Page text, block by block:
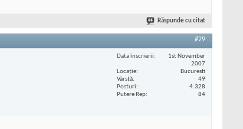
Răspunde cu citat
#29
Data înscrierii
1st November
2007
Locaţie
Bucuresti
Vârstă
49
Posturi
4.328
Putere Rep
84